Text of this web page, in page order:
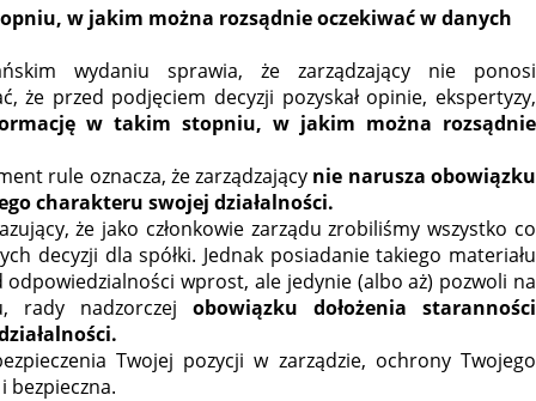
w jakim można rozsądnie oczekiwać w danych
wydaniu sprawia, że zarządzający nie ponosi
że przed podjęciem decyzji pozyskał opinie, ekspertyzy,
w takim stopniu, w jakim można rozsądnie
rule oznacza, że zarządzający nie narusza obowiązku
charakteru swojej działalności.
że jako członkowie zarządu zrobiliśmy wszystko co
decyzji dla spółki. Jednak posiadanie takiego materiału
wprost, ale jedynie (albo aż) pozwoli na
rady nadzorczejobowiązku dołożenia staranności
Twojej pozycji w zarządzie, ochrony Twojego
bezpieczna.